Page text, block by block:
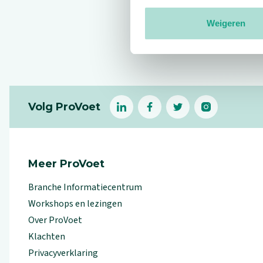
Weigeren
Reviews
Volg ProVoet
linkedin (Let op uitgaande link)
facebook(Let op uitgaande
twitter(Let op
instagram
Meer ProVoet
Branche Informatiecentrum
Workshops en lezingen
Over ProVoet
Klachten
Privacyverklaring